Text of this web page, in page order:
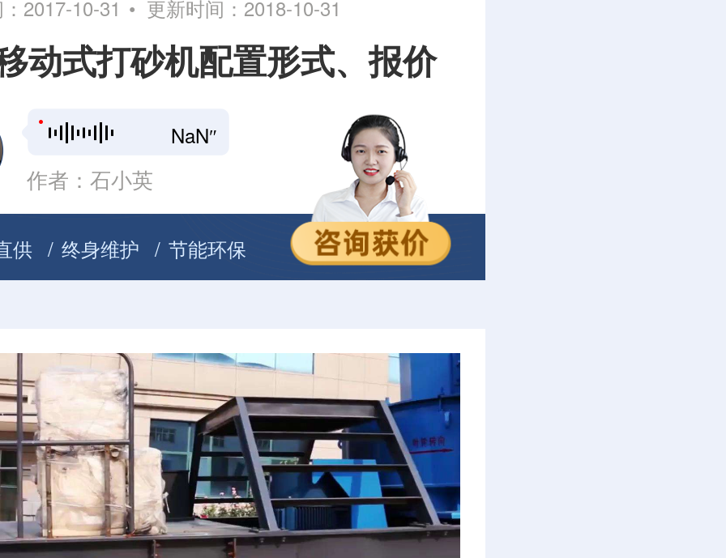
2017-10-31 更新时间：2018-10-31
动式打砂机配置形式、报价
NaN″
作者：石小英
供 终身维护 节能环保